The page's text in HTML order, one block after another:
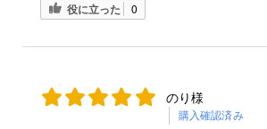
役に立った 0
のり様
購入確認済み